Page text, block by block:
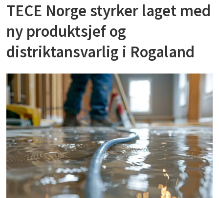
TECE Norge styrker laget med
ny produktsjef og
distriktansvarlig i Rogaland